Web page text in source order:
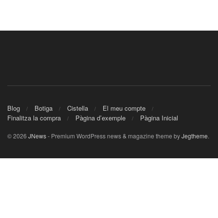
Blog Botiga Cistella
El meu compte
Finalitza la compra
Pàgina d’exemple Pàgina Inicial
© 2026 JNews- Premium WordPress news & magazine theme byJegtheme.